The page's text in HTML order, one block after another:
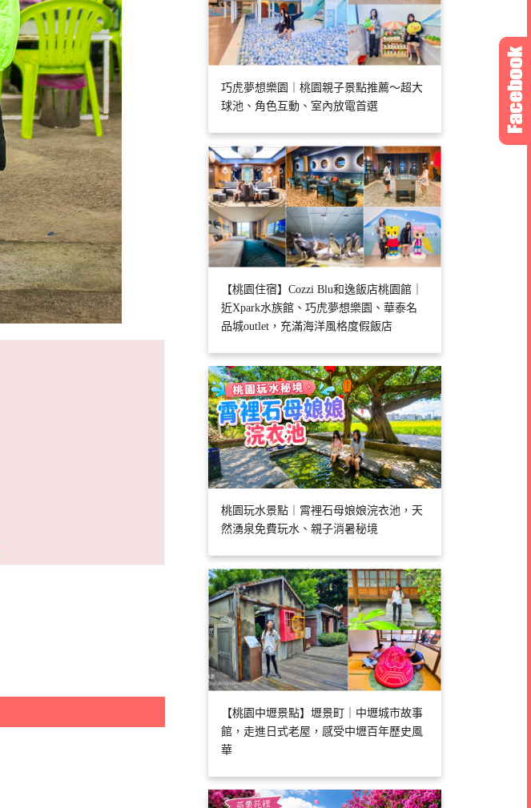
巧虎夢想樂園｜桃園親子景點推薦～超大
球池、角色互動、室內放電首選
【桃園住宿】Cozzi Blu和逸飯店桃園館｜
近Xpark水族館、巧虎夢想樂園、華泰名
品城outlet，充滿海洋風格度假飯店
桃園玩水景點｜霄裡石母娘娘浣衣池，天
然湧泉免費玩水、親子消暑秘境
【桃園中壢景點】壢景町｜中壢城市故事
館，走進日式老屋，感受中壢百年歷史風
華